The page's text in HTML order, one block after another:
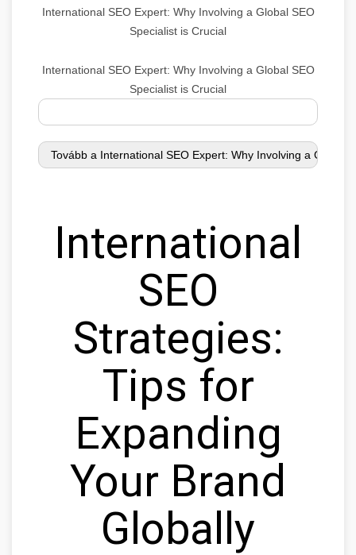
International SEO Expert: Why Involving a Global SEO
Specialist is Crucial
International SEO Expert: Why Involving a Global SEO
Specialist is Crucial
International
SEO
Strategies:
Tips for
Expanding
Your Brand
Globally